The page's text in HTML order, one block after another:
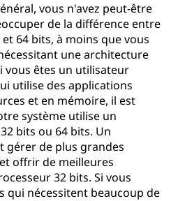
vous n'avez peut-être
de la différence entre
64 bits, à moins que vous
une architecture
vous êtes un utilisateur
utilise des applications
et en mémoire, il est
système utilise un
bits ou 64 bits. Un
gérer de plus grandes
offrir de meilleures
32 bits. Si vous
qui nécessitent beaucoup de